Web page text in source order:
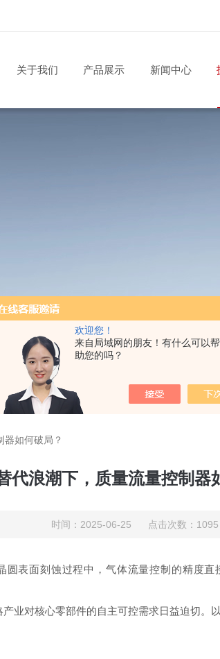
欢迎您！
来自局域网的朋友！有什么可以帮
助您的吗？
关于我们 产品展示 新闻中心
完整的服务体系
价格实惠 热门关键
器如何破局？
代浪潮下，质量流量控制器
时间：2025-06-25 点击次数：1095
表面刻蚀过程中，气体流量控制的精度
业对核心零部件的自主可控需求日益迫切